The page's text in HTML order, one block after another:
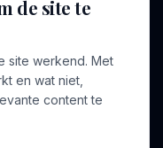
aanmaken
de site te
site werkend. Met
en wat niet,
content te